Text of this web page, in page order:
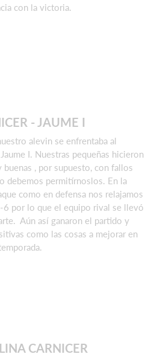
con la victoria.
- JAUME I
alevin se enfrentaba al
I. Nuestras pequeñas hicieron
buenas , por supuesto, con fallos
debemos permitírnoslos. En la
como en defensa nos relajamos
6 por lo que el equipo rival se llevó
Aún así ganaron el partido y
como las cosas a mejorar en
CARNICER